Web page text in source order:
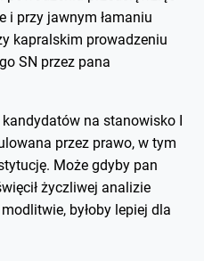
i przy jawnym łamaniu
kapralskim prowadzeniu
SN przez pana
na stanowisko I
przez prawo, w tym
Może gdyby pan
życzliwej analizie
byłoby lepiej dla